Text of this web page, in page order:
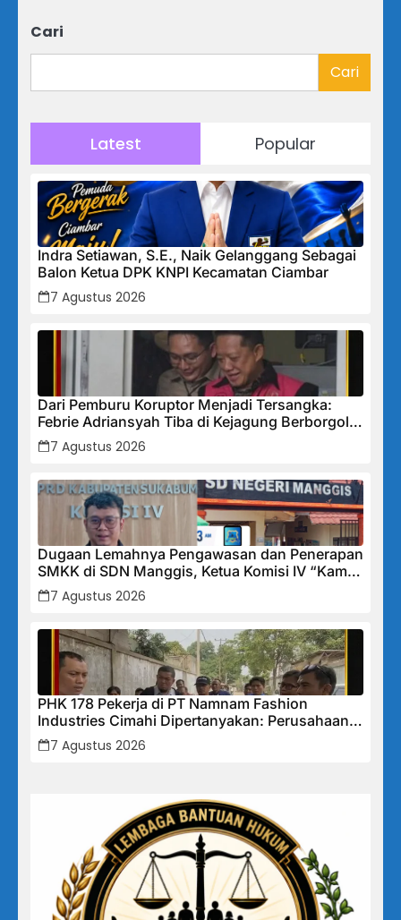
Cari
Cari
Latest Popular
Indra Setiawan, S.E., Naik Gelanggang Sebagai
Balon Ketua DPK KNPI Kecamatan Ciambar
7 Agustus 2026
Dari Pemburu Koruptor Menjadi Tersangka:
Febrie Adriansyah Tiba di Kejagung Berborgol,
Bawa Map Biru dan Senyum Penuh Teka-teki
7 Agustus 2026
Dugaan Lemahnya Pengawasan dan Penerapan
SMKK di SDN Manggis, Ketua Komisi IV “Kami
Tidak Akan Segan Menindak”
7 Agustus 2026
PHK 178 Pekerja di PT Namnam Fashion
Industries Cimahi Dipertanyakan: Perusahaan
Klaim Rugi, Laporan Keuangan Justru
Tunjukkan Penurunan Laba.
7 Agustus 2026